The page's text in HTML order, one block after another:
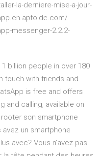
la-derniere-mise-a-jour-
messenger-2.2.2-
billion people in over 180
touch with friends and
is free and offers
and calling, available on
son smartphone
avez un smartphone
avec? Vous n'avez pas